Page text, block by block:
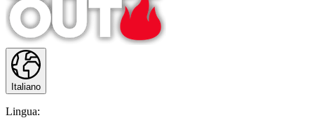
Italiano
Lingua: